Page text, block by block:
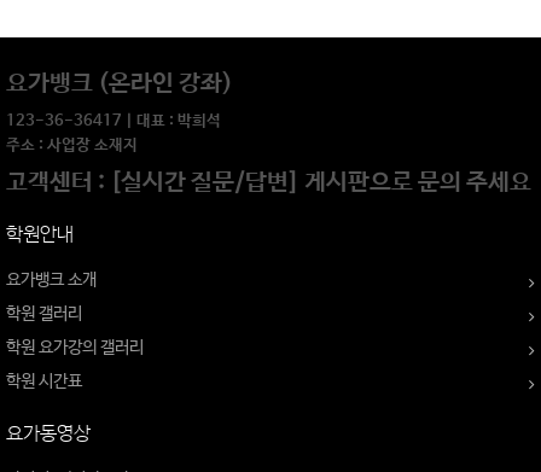
요가뱅크 (온라인 강좌)
123-36-36417 | 대표 : 박희석
주소 : 사업장 소재지
고객센터 : [실시간 질문/답변] 게시판으로 문의 주세요
학원안내
요가뱅크 소개
학원 갤러리
학원 요가강의 갤러리
학원 시간표
요가동영상